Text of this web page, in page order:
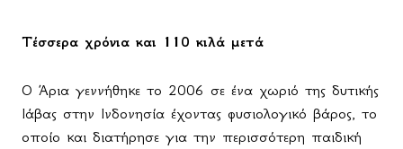
Τέσσερα χρόνια και 110 κιλά μετά
Ο Άρια γεννήθηκε το 2006 σε ένα χωριό της δυτικής
Ιάβας στην Ινδονησία έχοντας φυσιολογικό βάρος, το
οποίο και διατήρησε για την περισσότερη παιδική